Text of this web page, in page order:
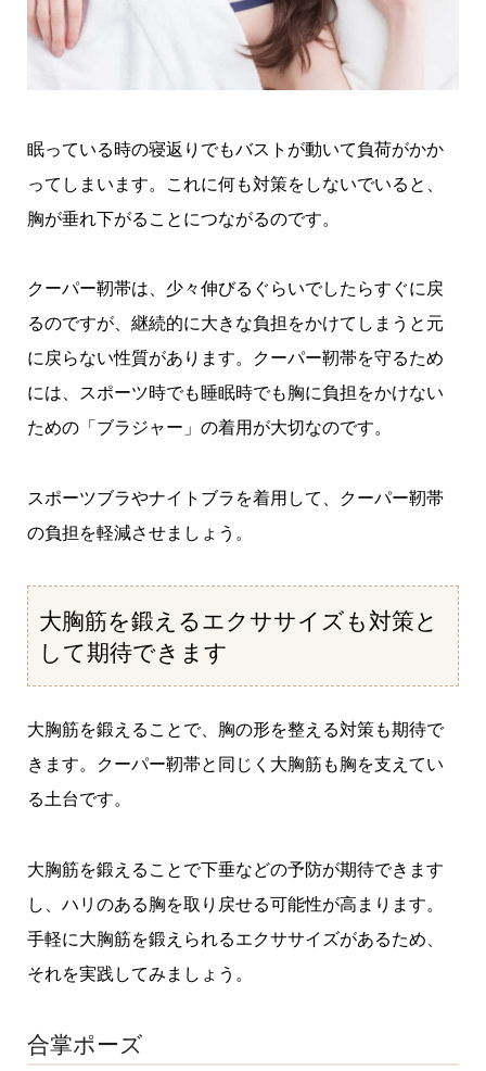
眠っている時の寝返りでもバストが動いて負荷がかか
ってしまいます。これに何も対策をしないでいると、
胸が垂れ下がることにつながるのです。
クーパー靭帯は、少々伸びるぐらいでしたらすぐに戻
るのですが、継続的に大きな負担をかけてしまうと元
に戻らない性質があります。クーパー靭帯を守るため
には、スポーツ時でも睡眠時でも胸に負担をかけない
ための「ブラジャー」の着用が大切なのです。
スポーツブラやナイトブラを着用して、クーパー靭帯
の負担を軽減させましょう。
大胸筋を鍛えるエクササイズも対策と
して期待できます
大胸筋を鍛えることで、胸の形を整える対策も期待で
きます。クーパー靭帯と同じく大胸筋も胸を支えてい
る土台です。
大胸筋を鍛えることで下垂などの予防が期待できます
し、ハリのある胸を取り戻せる可能性が高まります。
手軽に大胸筋を鍛えられるエクササイズがあるため、
それを実践してみましょう。
合掌ポーズ